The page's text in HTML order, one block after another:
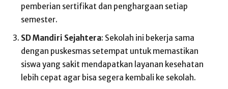
pemberian sertifikat dan penghargaan setiap
semester.
SD Mandiri Sejahtera: Sekolah ini bekerja sama
dengan puskesmas setempat untuk memastikan
siswa yang sakit mendapatkan layanan kesehatan
lebih cepat agar bisa segera kembali ke sekolah.